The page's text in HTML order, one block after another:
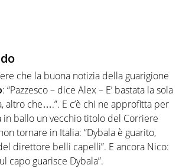
che la buona notizia della guarigione
: “Pazzesco – dice Alex – E’ bastata la sola
altro che….”. E c’è chi ne approfitta per
ballo un vecchio titolo del Corriere
tornare in Italia: “Dybala è guarito,
direttore belli capelli”. E ancora Nico:
capo guarisce Dybala”.